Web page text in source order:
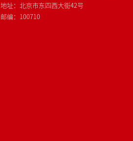
地址：北京市东四西大街42号
邮编：100710